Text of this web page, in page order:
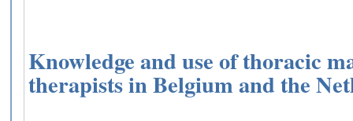
Knowledge and use of thoracic
therapists in Belgium and the